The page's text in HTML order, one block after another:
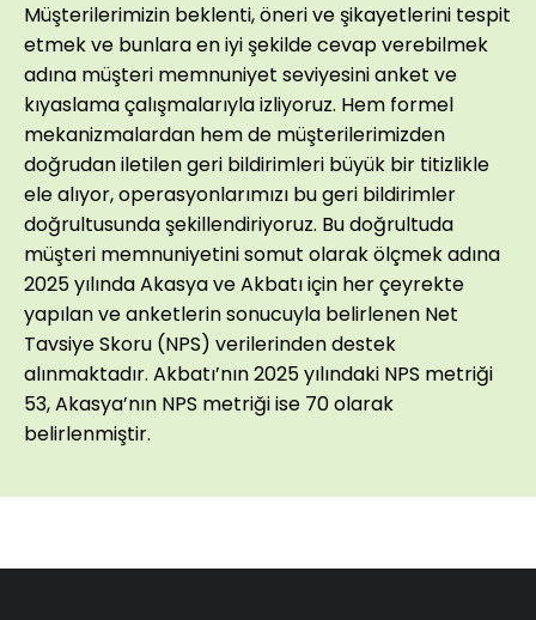
Müşterilerimizin beklenti, öneri ve şikayetlerini tespit
etmek ve bunlara en iyi şekilde cevap verebilmek
adına müşteri memnuniyet seviyesini anket ve
kıyaslama çalışmalarıyla izliyoruz. Hem formel
mekanizmalardan hem de müşterilerimizden
doğrudan iletilen geri bildirimleri büyük bir titizlikle
ele alıyor, operasyonlarımızı bu geri bildirimler
doğrultusunda şekillendiriyoruz. Bu doğrultuda
müşteri memnuniyetini somut olarak ölçmek adına
2025 yılında Akasya ve Akbatı için her çeyrekte
yapılan ve anketlerin sonucuyla belirlenen Net
Tavsiye Skoru (NPS) verilerinden destek
alınmaktadır. Akbatı’nın 2025 yılındaki NPS metriği
53, Akasya’nın NPS metriği ise 70 olarak
belirlenmiştir.